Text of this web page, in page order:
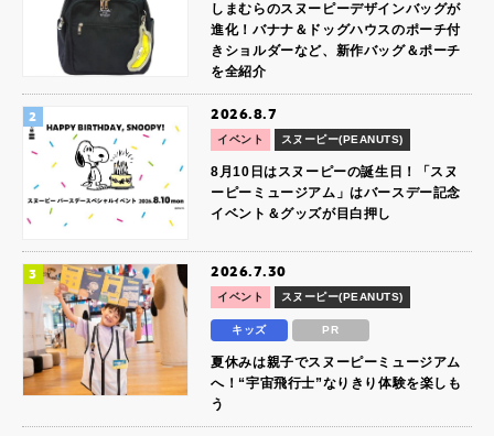
しまむらのスヌーピーデザインバッグが
進化！バナナ＆ドッグハウスのポーチ付
きショルダーなど、新作バッグ＆ポーチ
を全紹介
2026.8.7
イベント スヌーピー(PEANUTS)
8月10日はスヌーピーの誕生日！「スヌ
ーピーミュージアム」はバースデー記念
イベント＆グッズが目白押し
2026.7.30
イベント スヌーピー(PEANUTS)
キッズ PR
夏休みは親子でスヌーピーミュージアム
へ！“宇宙飛行士”なりきり体験を楽しも
う